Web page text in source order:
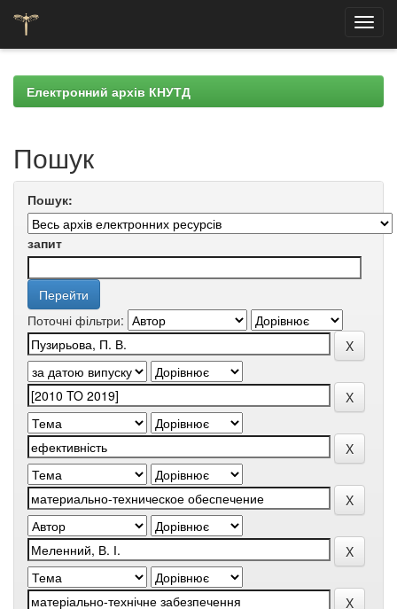
navigationЕлектронний архів КНУТД
Пошук
Пошук:
запит
Поточні фільтри: